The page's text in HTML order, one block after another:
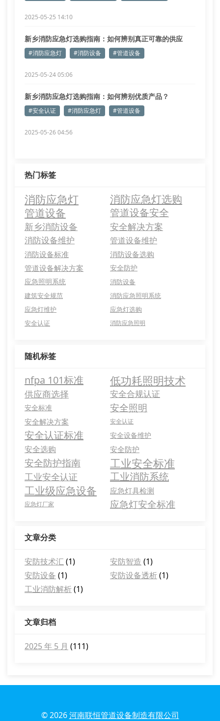
2025-05-25 14:10
新乡消防应急灯选购指南：如何辨别真正可靠的供应
商？
#消防应急灯 #消防设备 #管道设备
2025-05-24 05:06
新乡消防应急灯选购指南：如何辨别优质产品？
#安全认证 #消防应急灯 #管道设备
2025-05-26 04:56
热门标签
消防应急灯 消防应急灯选购
管道设备 管道设备安全
新乡消防设备 安全解决方案
消防设备维护 管道设备维护
消防设备标准
消防设备选购
管道设备解决方案
安全防护
应急照明系统
消防设备
建筑安全规范
消防应急照明系统
应急灯维护
应急灯选购
安全认证
消防应急照明
随机标签
nfpa 101标准 低功耗照明技术
供应商选择 安全合规认证
安全标准 安全照明
安全解决方案 安全认证
安全认证标准 安全设备维护
安全选购 安全防护
安全防护指南 工业安全标准
工业安全认证 工业消防系统
工业级应急设备 应急灯具检测
应急灯厂家 应急灯安全标准
文章分类
安防技术汇 (1) 安防智造 (1)
安防设备 (1) 安防设备透析(1)
工业消防解析(1)
文章归档
2025 年 5 月 (111)
© 2026河南联恒管道设备制造有限公司